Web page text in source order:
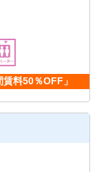
料50％OFF」